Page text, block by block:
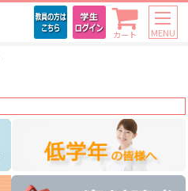
カート MENU